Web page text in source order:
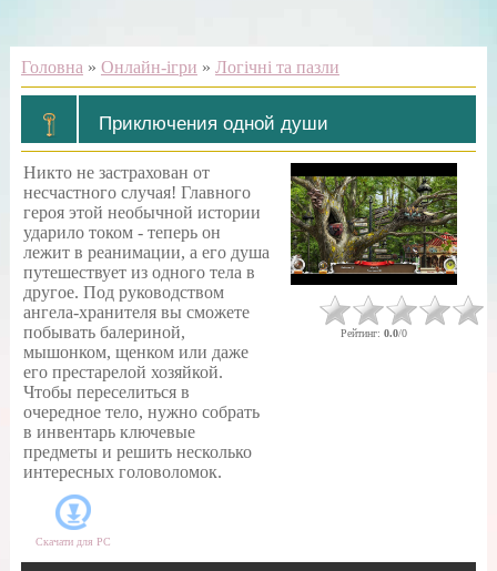
Головна » Онлайн-ігри » Логічні та пазли
Приключения одной души
Никто не застрахован от
несчастного случая! Главного
героя этой необычной истории
ударило током - теперь он
лежит в реанимации, а его душа
путешествует из одного тела в
другое. Под руководством
ангела-хранителя вы сможете
побывать балериной,
мышонком, щенком или даже
его престарелой хозяйкой.
Чтобы переселиться в
очередное тело, нужно собрать
в инвентарь ключевые
предметы и решить несколько
интересных головоломок.
Скачати для PC
Рейтинг: 0.0/0